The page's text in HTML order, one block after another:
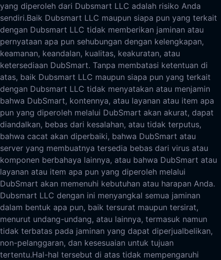
yang diperoleh dari Dubsmart LLC adalah risiko Anda
sendiri.Baik Dubsmart LLC maupun siapa pun yang terkait
dengan Dubsmart LLC tidak memberikan jaminan atau
pernyataan apa pun sehubungan dengan kelengkapan,
keamanan, keandalan, kualitas, keakuratan, atau
ketersediaan DubSmart. Tanpa membatasi ketentuan di
atas, baik Dubsmart LLC maupun siapa pun yang terkait
dengan Dubsmart LLC tidak menyatakan atau menjamin
bahwa DubSmart, kontennya, atau layanan atau item apa
pun yang diperoleh melalui DubSmart akan akurat, dapat
diandalkan, bebas dari kesalahan, atau tidak terputus,
bahwa cacat akan diperbaiki, bahwa DubSmart atau
server yang membuatnya tersedia bebas dari virus atau
komponen berbahaya lainnya, atau bahwa DubSmart atau
layanan atau item apa pun yang diperoleh melalui
DubSmart akan memenuhi kebutuhan atau harapan Anda.
Dubsmart LLC dengan ini menyangkal semua jaminan
dalam bentuk apa pun, baik tersurat maupun tersirat,
menurut undang-undang, atau lainnya, termasuk namun
tidak terbatas pada jaminan yang dapat diperjualbelikan,
non-pelanggaran, dan kesesuaian untuk tujuan
tertentu.Hal-hal tersebut di atas tidak mempengaruhi